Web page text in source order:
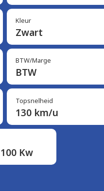
Kleur
Zwart
BTW/Marge
BTW
Topsnelheid
130 km/u
Kw